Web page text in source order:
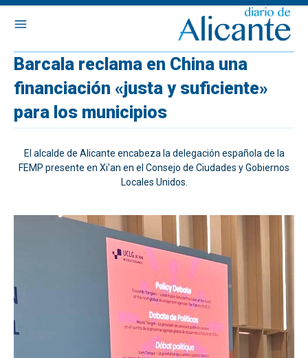
Barcala reclama en China una
financiación «justa y suficiente»
para los municipios
El alcalde de Alicante encabeza la delegación española de la
FEMP presente en Xi'an en el Consejo de Ciudades y Gobiernos
Locales Unidos.